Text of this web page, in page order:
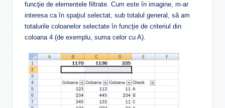
funcţie de elementele filtrate. Cum este în imagine, m-ar
interesa ca în spaţiul selectat, sub totalul general, să am
totalurile coloanelor selectate în funcţie de criteriul din
coloana 4 (de exemplu, suma celor cu A).